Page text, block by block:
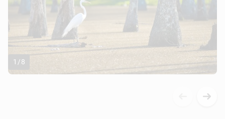
16:00 Uhr:
Nun steht die Jagd nach Souvenirs
auf dem Programm, um für die
Daheimgebliebenen ein passendes Mitbringsel zu
finden. Die schönsten gibt es im Flock of Five Gift
and Art Emporium. Dieser Laden bietet auf mehr
als 500 Quadratmetern einzigartige und
1 /8